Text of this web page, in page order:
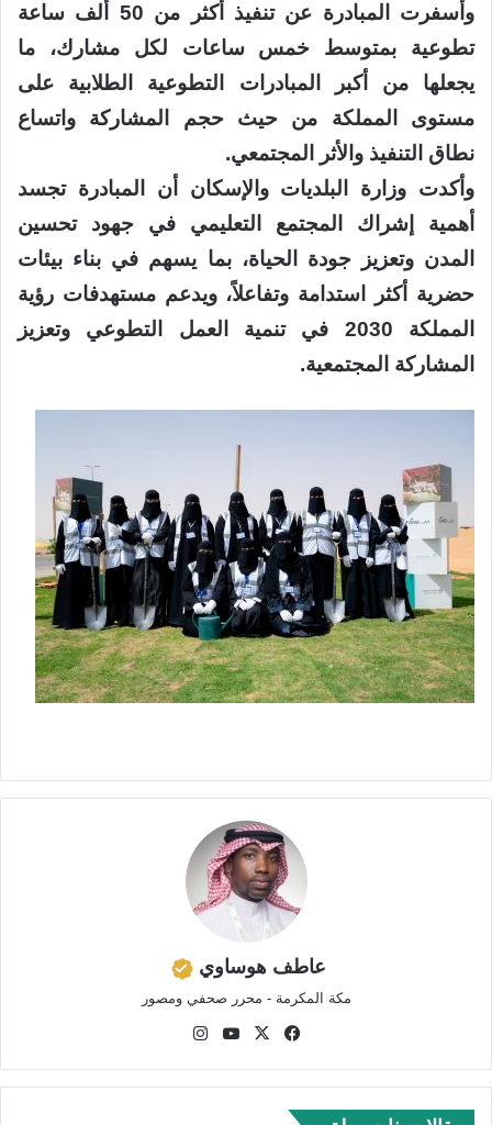
وأسفرت المبادرة عن تنفيذ أكثر من 50 ألف ساعة
تطوعية بمتوسط خمس ساعات لكل مشارك، ما
يجعلها من أكبر المبادرات التطوعية الطلابية على
مستوى المملكة من حيث حجم المشاركة واتساع
نطاق التنفيذ والأثر المجتمعي.
وأكدت وزارة البلديات والإسكان أن المبادرة تجسد
أهمية إشراك المجتمع التعليمي في جهود تحسين
المدن وتعزيز جودة الحياة، بما يسهم في بناء بيئات
حضرية أكثر استدامة وتفاعلاً، ويدعم مستهدفات رؤية
المملكة 2030 في تنمية العمل التطوعي وتعزيز
المشاركة المجتمعية.
عاطف هوساوي
مكة المكرمة - محرر صحفي ومصور
في
وك
‫X
‫Yo
be
ام